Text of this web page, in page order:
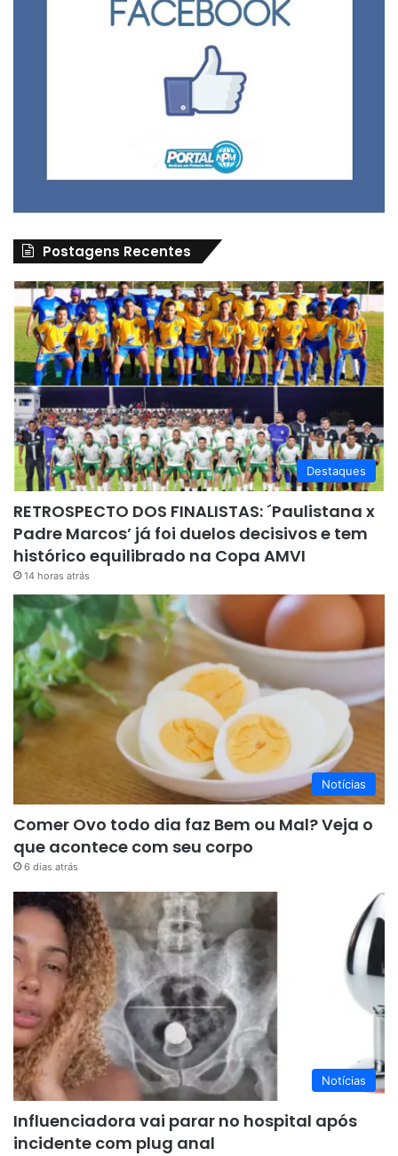
Postagens Recentes
Destaques
RETROSPECTO DOS FINALISTAS: ´Paulistana x
Padre Marcos’ já foi duelos decisivos e tem
histórico equilibrado na Copa AMVI
14 horas atrás
Notícias
Comer Ovo todo dia faz Bem ou Mal? Veja o
que acontece com seu corpo
6 dias atrás
Notícias
Influenciadora vai parar no hospital após
incidente com plug anal